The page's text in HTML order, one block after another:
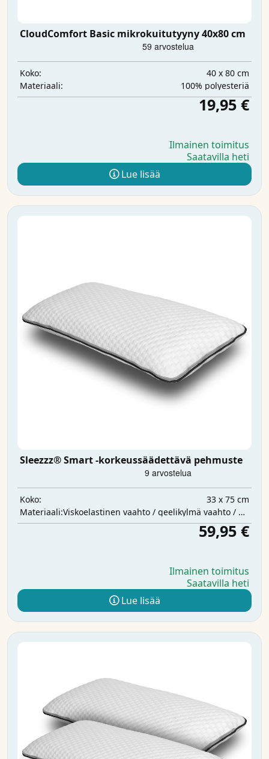
CloudComfort Basic mikrokuitutyyny 40x80 cm
Koko:
40 x 80 cm
Materiaali:
100% polyesteriä
19,95 €
Ilmainen toimitus
Saatavilla heti
Lue lisää
Sleezzz® Smart -korkeussäädettävä pehmuste
Koko:
33 x 75 cm
Materiaali:
Viskoelastinen vaahto / geelikylmä vaahto / polyesterivanu
59,95 €
Ilmainen toimitus
Saatavilla heti
Lue lisää